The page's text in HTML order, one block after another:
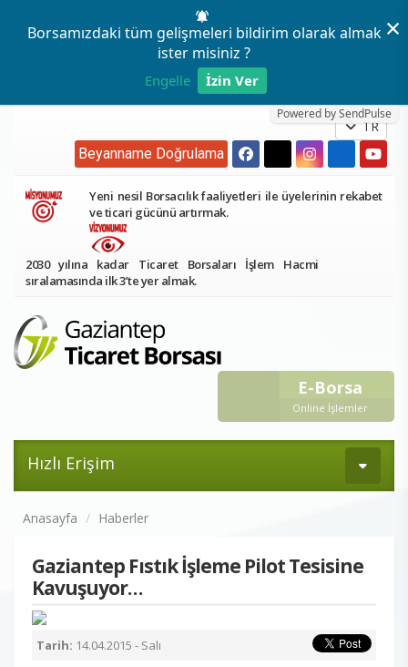
Borsamızdaki tüm gelişmeleri bildirim olarak almak
ister misiniz ?
Engelle İzin Ver
Powered by SendPulse
×
TR
Beyanname Doğrulama
Yeni nesil Borsacılık faaliyetleri ile üyelerinin rekabet
ve ticari gücünü artırmak.
2030 yılına kadar Ticaret Borsaları İşlem Hacmi
sıralamasında ilk 3’te yer almak.
E-Borsa
Online İşlemler
Hızlı Erişim
Anasayfa Haberler
Gaziantep Fıstık İşleme Pilot Tesisine
Kavuşuyor…
Tarih: 14.04.2015 - Salı